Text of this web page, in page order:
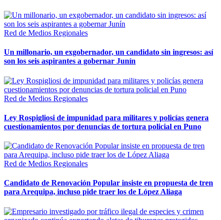
Red de Medios Regionales
Un millonario, un exgobernador, un candidato sin ingresos: así
son los seis aspirantes a gobernar Junín
Red de Medios Regionales
Ley Rospigliosi de impunidad para militares y policías genera
cuestionamientos por denuncias de tortura policial en Puno
Red de Medios Regionales
Candidato de Renovación Popular insiste en propuesta de tren
para Arequipa, incluso pide traer los de López Aliaga